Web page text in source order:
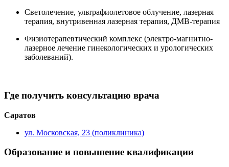
Светолечение, ультрафиолетовое облучение, лазерная
терапия, внутривенная лазерная терапия, ДМВ-терапия
Физиотерапевтический комплекс (электро-магнитно-
лазерное лечение гинекологических и урологических
заболеваний).
Где получить консультацию врача
Саратов
ул. Московская, 23 (поликлиника)
Образование и повышение квалификации